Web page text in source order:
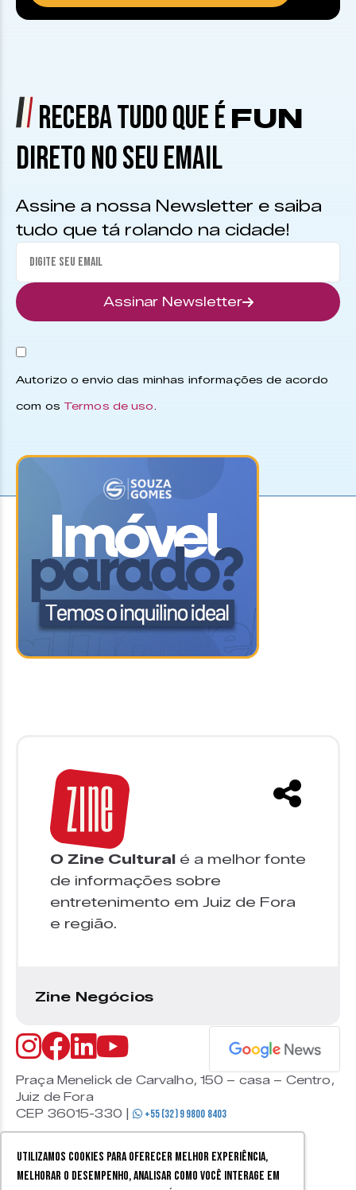
Utilizamos cookies para oferecer melhor experiência,
melhorar o desempenho, analisar como você interage em
RECEBA TUDO QUE É FUN
DIRETO NO SEU EMAIL
Assine a nossa Newsletter e saiba
tudo que tá rolando na cidade!
Assinar Newsletter
Autorizo o envio das minhas informações de acordo
com os Termos de uso.
O Zine Cultural é a melhor fonte
de informações sobre
entretenimento em Juiz de Fora
e região.
Zine Negócios
Praça Menelick de Carvalho, 150 – casa – Centro,
Juiz de Fora
CEP 36015-330 |
+55 (32) 9 9800 8403